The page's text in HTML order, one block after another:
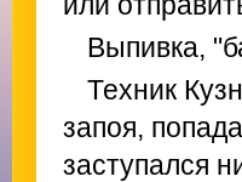
Выпивка,
Техник
запоя,
заступался